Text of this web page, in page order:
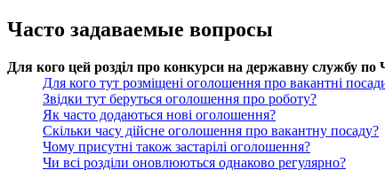
Часто задаваемые вопросы
Для кого цей розділ про конкурси на державну службу по
Для кого тут розміщені оголошення про вакантні
Звідки тут беруться оголошення про роботу?
Як часто додаються нові оголошення?
Скільки часу дійсне оголошення про вакантну посаду?
Чому присутні також застарілі оголошення?
Чи всі розділи оновлюються однаково регулярно?